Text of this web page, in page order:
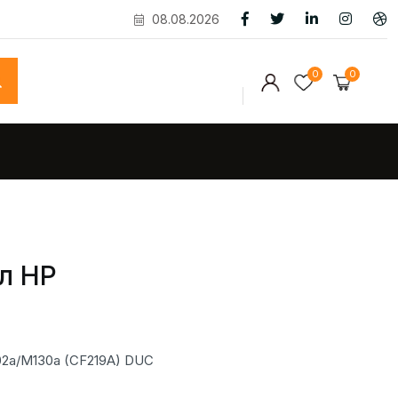
08.08.2026
0 0
HP
M130a (CF219A) DUC